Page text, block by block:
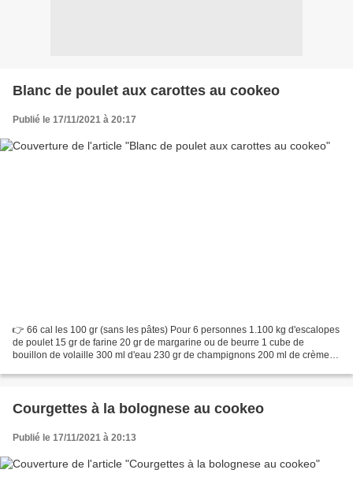
Blanc de poulet aux carottes au cookeo
Publié le 17/11/2021 à 20:17
👉 66 cal les 100 gr (sans les pâtes) Pour 6 personnes 1.100 kg d'escalopes
de poulet 15 gr de farine 20 gr de margarine ou de beurre 1 cube de
bouillon de volaille 300 ml d'eau 230 gr de champignons 200 ml de crème
Courgettes à la bolognese au cookeo
Publié le 17/11/2021 à 20:13